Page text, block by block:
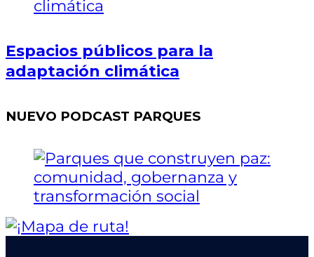
Espacios públicos para la
adaptación climática
NUEVO PODCAST PARQUES